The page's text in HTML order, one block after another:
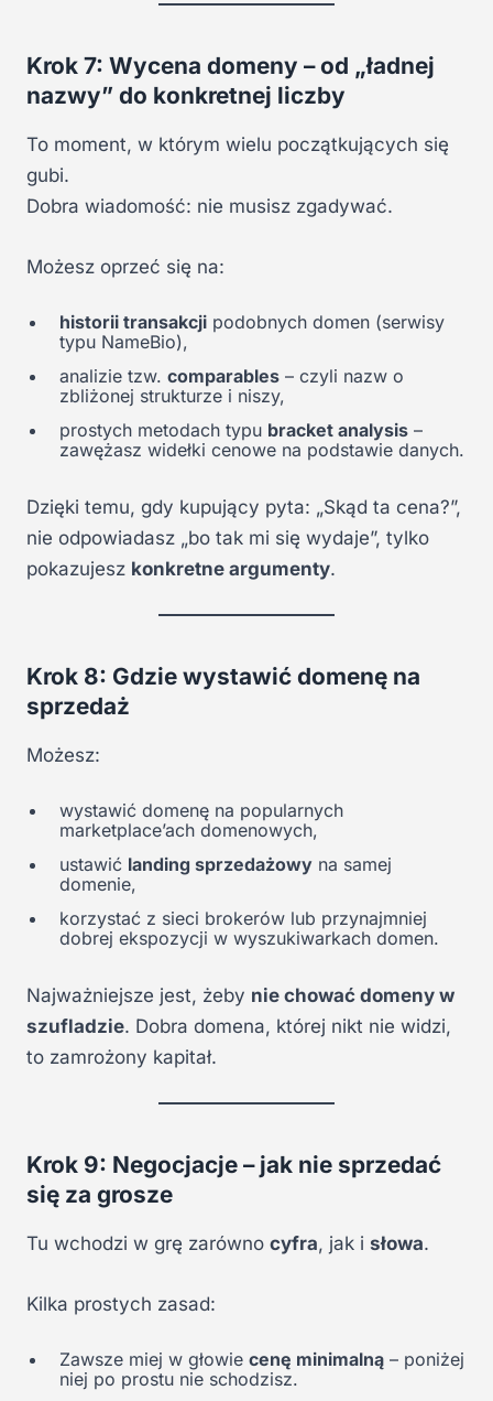
Krok 7: Wycena domeny – od „ładnej
nazwy” do konkretnej liczby
To moment, w którym wielu początkujących się
gubi.
Dobra wiadomość: nie musisz zgadywać.
Możesz oprzeć się na:
historii transakcji podobnych domen (serwisy
typu NameBio),
analizie tzw. comparables – czyli nazw o
zbliżonej strukturze i niszy,
prostych metodach typu bracket analysis –
zawężasz widełki cenowe na podstawie danych.
Dzięki temu, gdy kupujący pyta: „Skąd ta cena?”,
nie odpowiadasz „bo tak mi się wydaje”, tylko
pokazujesz konkretne argumenty.
Krok 8: Gdzie wystawić domenę na
sprzedaż
Możesz:
wystawić domenę na popularnych
marketplace’ach domenowych,
ustawić landing sprzedażowy na samej
domenie,
korzystać z sieci brokerów lub przynajmniej
dobrej ekspozycji w wyszukiwarkach domen.
Najważniejsze jest, żeby nie chować domeny w
szufladzie. Dobra domena, której nikt nie widzi,
to zamrożony kapitał.
Krok 9: Negocjacje – jak nie sprzedać
się za grosze
Tu wchodzi w grę zarówno cyfra, jak i słowa.
Kilka prostych zasad:
Zawsze miej w głowie cenę minimalną – poniżej
niej po prostu nie schodzisz.